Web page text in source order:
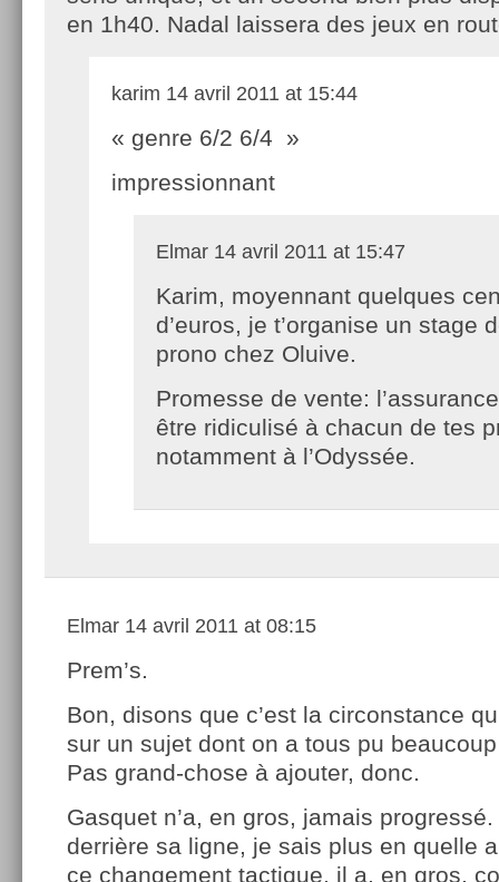
en 1h40. Nadal laissera des jeux en
karim 14 avril 2011 at 15:44
« genre 6/2 6/4 »
impressionnant
Elmar 14 avril 2011 at 15:47
Karim, moyennant quelques
d’euros, je t’organise un stage
prono chez Oluive.
Promesse de vente:
être ridiculisé à chacun de tes
notamment à l’Odyssée.
Elmar 14 avril 2011 at 08:15
Prem’s.
Bon, disons que c’est la circonstance
sur un sujet dont on a tous pu
Pas grand-chose à ajouter, donc.
Gasquet n’a, en gros, jamais
derrière sa ligne, je sais plus en quelle
ce changement tactique, il a, en gros,